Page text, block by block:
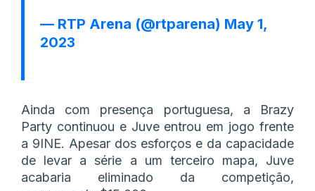
— RTP Arena (@rtparena) May 1,
2023
Ainda com presença portuguesa, a Brazy
Party continuou e Juve entrou em jogo frente
a 9INE. Apesar dos esforços e da capacidade
de levar a série a um terceiro mapa, Juve
acabaria eliminado da competição,